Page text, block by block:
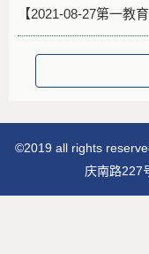
【2021-08-27第一教
©2019 all rights
庆南路227